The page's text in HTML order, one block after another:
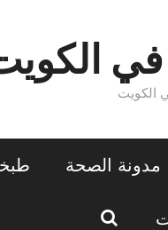
في
الكويت
مدونة الصحة
بحث